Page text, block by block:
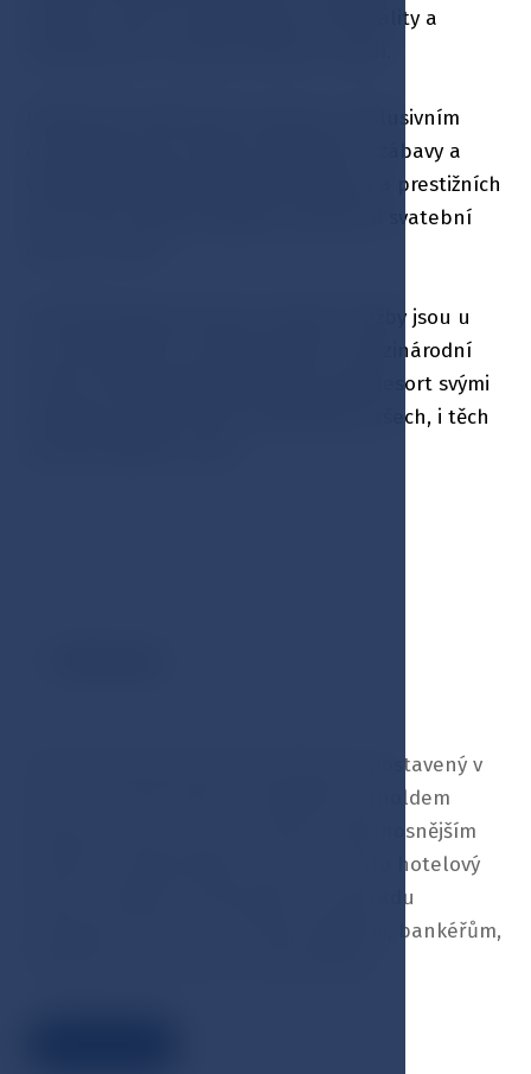
služeb s cílem znovuobjevení vaší vitality a
Jedinečné konferenční prostory s exklusivním
cateringem jsou místem setkávání a zábavy a
vybízejí k zajištění různých firemních a prestižních
akcí. Hotel rovněž zajišťuje kompletní svatební
Prvotřídní gastronomie a kvalitní služby jsou u
nás prováděny na profesionální a mezinárodní
úrovni. Hotel Esplanade Spa & Golf Resort svými
službami vychází vstříc požadavkům všech, i těch
Hotel Esplanade Spa & Golf Resort postavený v
roce 1911 významným architektem Arnoldem
Heymannem je a byl i v historii nejhonosnějším
hotelem v Mariánských Lázních. Tento hotelový
Titanic naštěstí neztroskotal a zažil řadu
příznivých sezón, kdy sloužil knížatům, bankéřům,